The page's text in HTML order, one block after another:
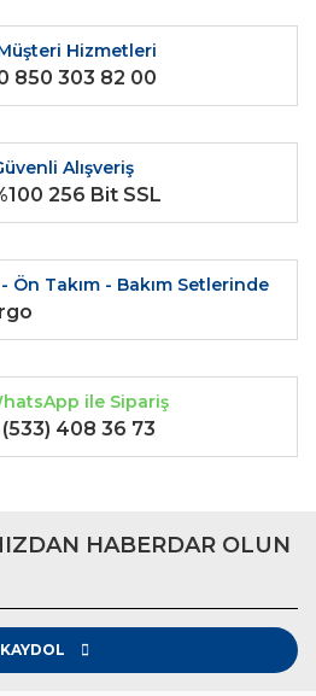
Hizmetleri
850 303 82 00
Alışveriş
256 Bit SSL
Ön Takım - Bakım Setlerinde
ile Sipariş
408 36 73
HABERDAR OLUN
KAYDOL